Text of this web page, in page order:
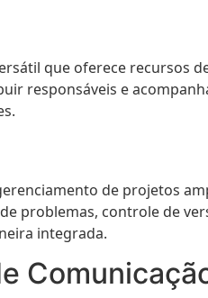
que oferece recursos
responsáveis e
de projetos
problemas, controle de
integrada.